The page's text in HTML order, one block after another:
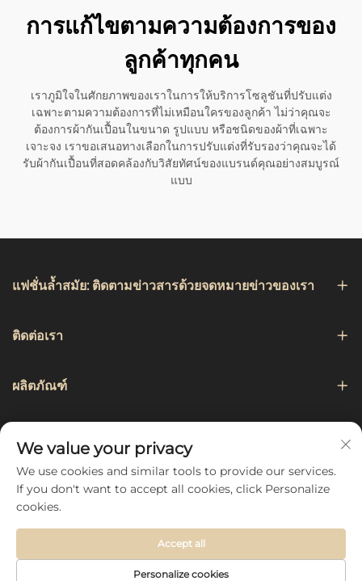
การแก้ไขตามความต้องการของ
ลูกค้าทุกคน
เราภูมิใจในศักยภาพของเราในการให้บริการโซลูชันที่ปรับแต่ง
เฉพาะตามความต้องการที่ไม่เหมือนใครของลูกค้า ไม่ว่าคุณจะ
ต้องการผ้ากันเปื้อนในขนาด รูปแบบ หรือชนิดของผ้าที่เฉพาะ
เจาะจง เราขอเสนอทางเลือกในการปรับแต่งที่รับรองว่าคุณจะได้
รับผ้ากันเปื้อนที่สอดคล้องกับวิสัยทัศน์ของแบรนด์คุณอย่างสมบูรณ์
แบบ
แฟชั่นล้ำสมัย: ติดตามข่าวสารด้วยจดหมายข่าวของเรา
ติดต่อเรา
ผลิตภัณฑ์
ติดตามเรา
Copyright © 2026 by Hebei Chengji Textile Co., Ltd -
We value your privacy
We use cookies and similar tools to provide our services.
If you don't want to accept all cookies, click Personalize
cookies.
Personalize cookies
Accept all